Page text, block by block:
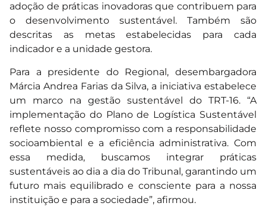
adoção de práticas inovadoras que contribuem para
o desenvolvimento sustentável. Também são
descritas as metas estabelecidas para cada
indicador e a unidade gestora.
Para a presidente do Regional, desembargadora
Márcia Andrea Farias da Silva, a iniciativa estabelece
um marco na gestão sustentável do TRT-16. “A
implementação do Plano de Logística Sustentável
reflete nosso compromisso com a responsabilidade
socioambiental e a eficiência administrativa. Com
essa medida, buscamos integrar práticas
sustentáveis ao dia a dia do Tribunal, garantindo um
futuro mais equilibrado e consciente para a nossa
instituição e para a sociedade”, afirmou.